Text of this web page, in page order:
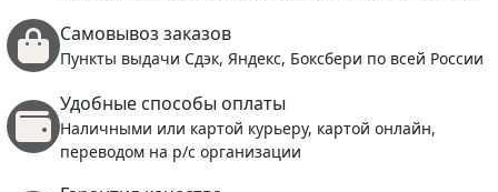
Самовывоз заказов
Пункты выдачи Сдэк, Яндекс, Боксбери по всей России
Удобные способы оплаты
Наличными или картой курьеру, картой онлайн,
переводом на р/с организации